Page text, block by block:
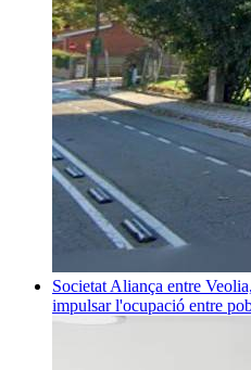
Societat Aliança entre
impulsar l'ocupació entre